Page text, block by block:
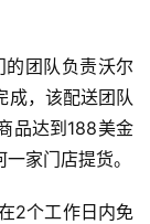
的团队负责沃尔
成，该配送团队
品达到188美金
家门店提货。
2个工作日内免